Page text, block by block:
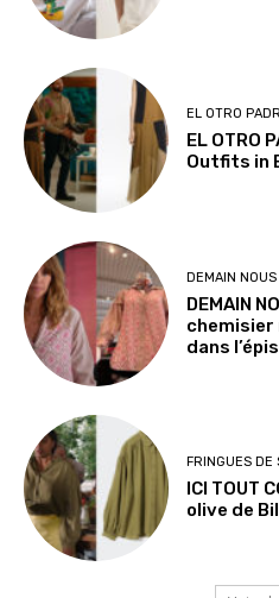
EL OTRO
EL OTRO
Outfits in
DEMAIN
DEMAIN
chemisier
dans
FRINGUES DE
ICI TOUT
olive de